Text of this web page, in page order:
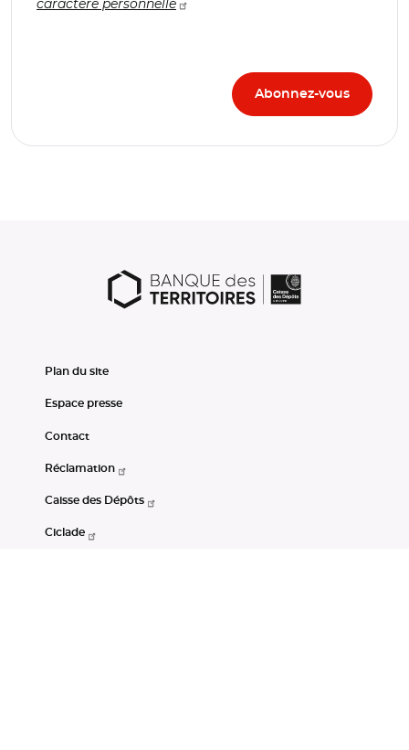
caractère personnelle
Plan du site
Espace presse
Contact
Réclamation
Caisse des Dépôts
Ciclade